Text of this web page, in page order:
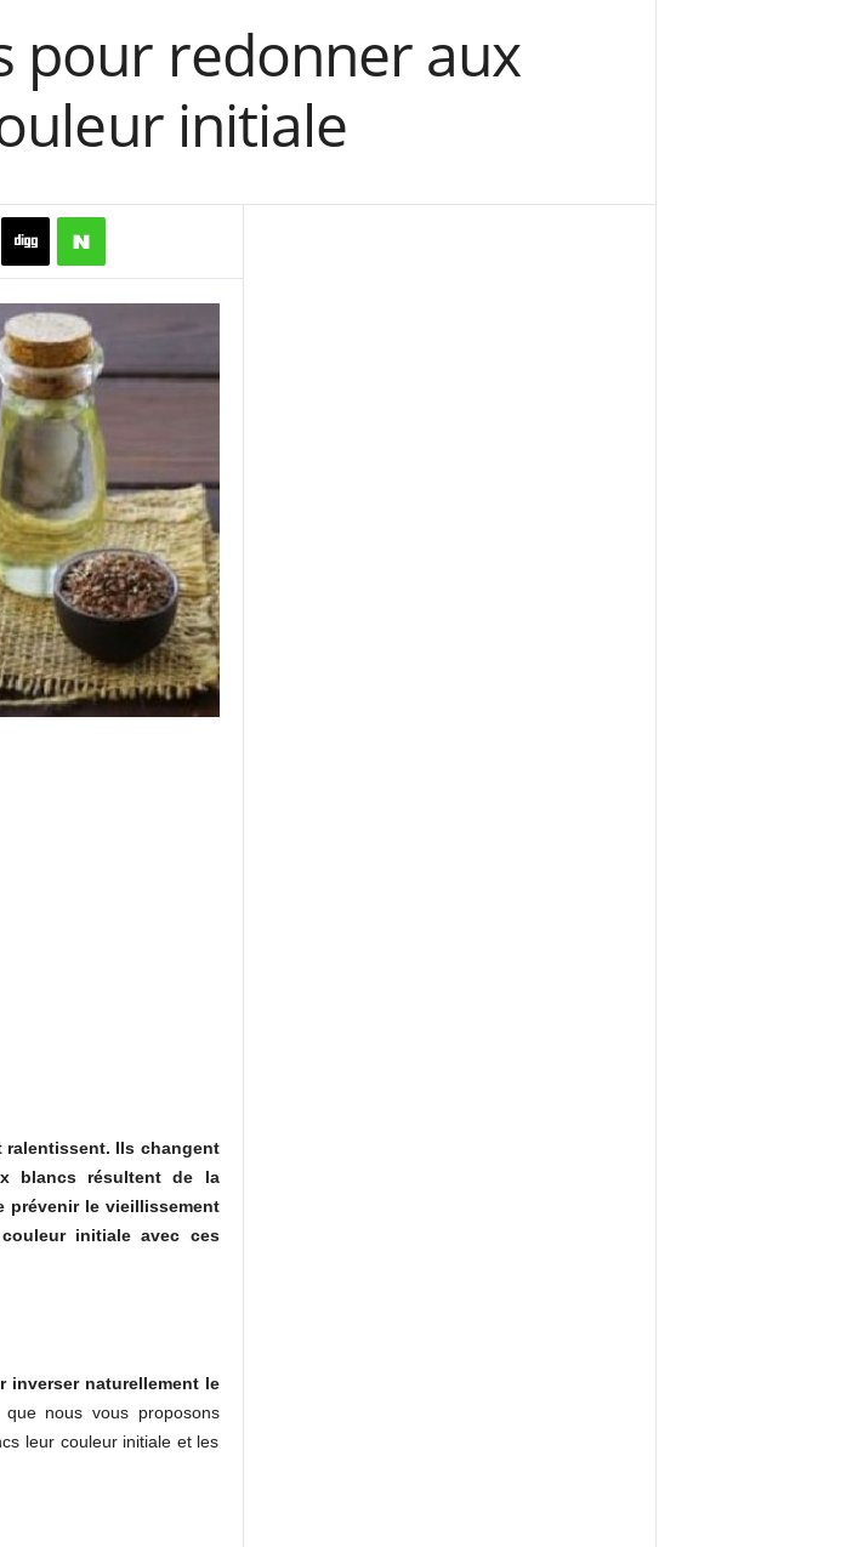
pour redonner aux
initiale
ralentissent. Ils changent
blancs résultent de la
prévenir le vieillissement
initiale avec ces
inverser naturellement le
nous vous proposons
leur couleur initiale et les